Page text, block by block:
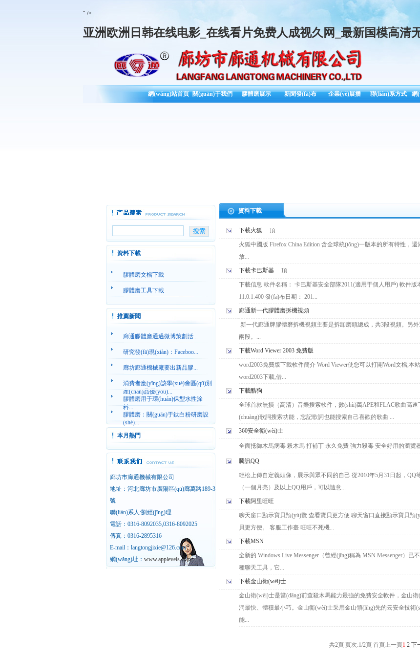
" />
亚洲欧洲日韩在线电影_在线看片免费人成视久网_最新国模高清
網(wǎng)站首頁 關(guān)于我們 膠體磨展示 新聞發(fā)布 企業(yè)展播 聯(lián)系方式 網
資料下載
膠體磨文檔下載
膠體磨工具下載
推薦新聞
廊通膠體磨通過微博策劃活...
研究發(fā)現(xiàn)：Faceboo...
廊坊廊通機械廠要出新品膠...
消費者應(yīng)該學(xué)會區(qū)別
產(chǎn)品優(yōu)...
膠體磨用于環(huán)保型水性涂
料...
膠體磨：關(guān)于鈦白粉研磨設
(shè)...
本月熱門
廊坊市廊通機械有限公司
地址：河北廊坊市廣陽區(qū)廊萬路189-3
號
聯(lián)系人:劉經(jīng)理
電話：0316-8092035,0316-8092025
傳真：0316-2895316
E-mail：langtongjixie@126.com
網(wǎng)址： www.applevels.com
資料下載
下載火狐 頂
火狐中國版 Firefox China Edition 含全球統(tǒng)一版本的所有特性，
放...
下載卡巴斯基 頂
下載信息 軟件名稱： 卡巴斯基安全部隊2011(適用于個人用戶) 軟件版
11.0.1.400 發(fā)布日期： 201...
廊通新一代膠體磨拆機視頻
新一代廊通牌膠體磨拆機視頻主要是拆卸磨頭總成，共3段視頻。另
兩段。...
下載Word Viewer 2003 免費版
word2003免費版下載軟件簡介 Word Viewer使您可以打開Word文檔,本
word2003下載,借...
下載酷狗
全球首款無損（高清）音樂搜索軟件，數(shù)萬APE和FLAC歌曲高速
(chuàng)歌詞搜索功能，忘記歌詞也能搜索自己喜歡的歌曲 ...
360安全衛(wèi)士
全面抵御木馬病毒 殺木馬 打補丁 永久免費 強力殺毒 安全好用的瀏覽
騰訊QQ
輕松上傳自定義頭像，展示與眾不同的自己 從2010年5月31日起，QQ
（一個月亮）及以上QQ用戶，可以隨意...
下載阿里旺旺
聊天窗口顯示寶貝預(yù)覽 查看寶貝更方便 聊天窗口直接顯示寶貝預
貝更方便。 客服工作臺 旺旺不死機...
下載MSN
全新的 Windows Live Messenger（曾經(jīng)稱為 MSN Messenger）已
種聊天工具，它...
下載金山衛(wèi)士
金山衛(wèi)士是當(dāng)前查殺木馬能力最強的免費安全軟件，金山
洞最快、體積最小巧。金山衛(wèi)士采用金山領(lǐng)先的云安全技術
能...
共2頁 頁次:1/2頁 首頁上一頁1 2 下